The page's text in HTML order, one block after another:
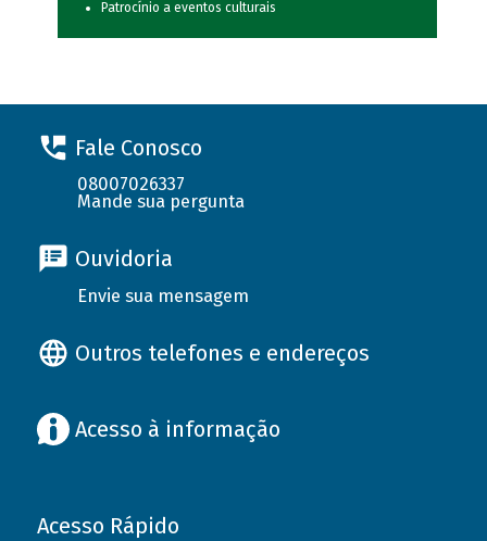
Patrocínio a eventos culturais
Fale Conosco
08007026337
Mande sua pergunta
Ouvidoria
Envie sua mensagem
Outros telefones e endereços
Acesso à informação
Acesso Rápido